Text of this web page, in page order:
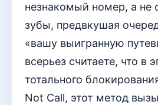
незнакомый номер, а не
зубы, предвкушая
«вашу выигранную
всерьез считаете, что в
тотального
Not Call, этот метод